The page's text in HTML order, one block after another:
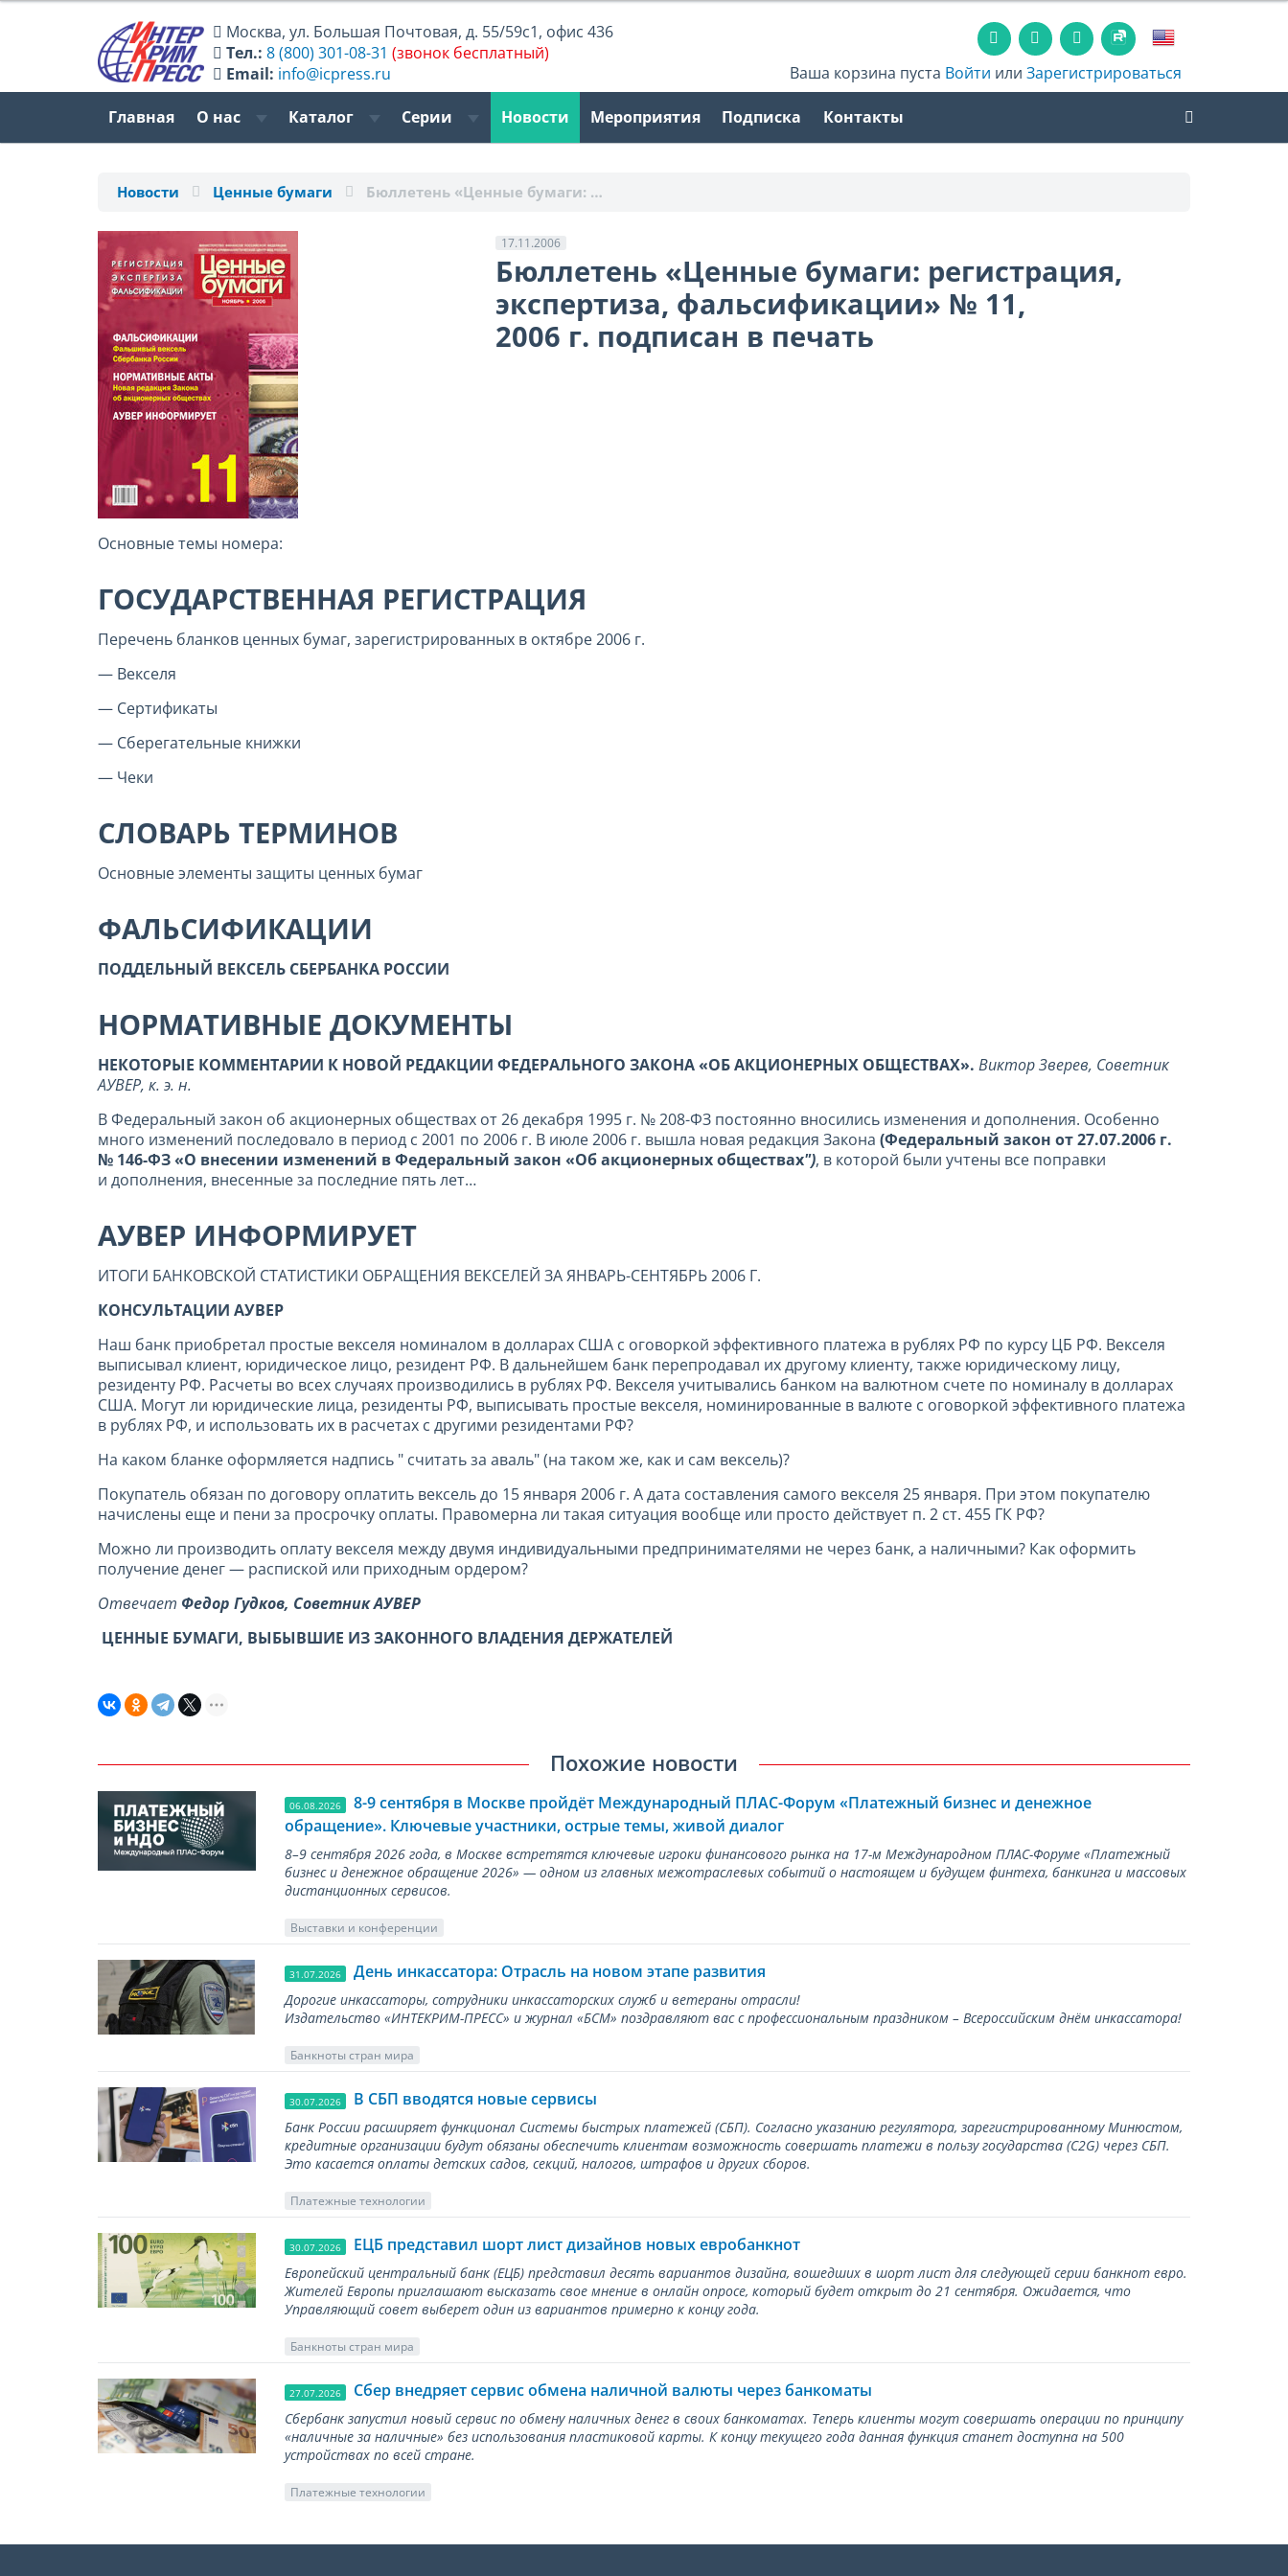
Москва,ул. Большая Почтовая, д. 55/59с1, офис 436
Тел.: 8 (800) 301-08-31 (звонок бесплатный)
Email: info@icpress.ru Ваша корзина пуста Войти илиЗарегистрироваться
Главная О нас Каталог Серии Новости Мероприятия Подписка Контакты
Новости Ценные бумаги Бюллетень «Ценные бумаги: …
17.11.2006
Бюллетень «Ценные бумаги: регистрация,
экспертиза, фальсификации» № 11,
2006 г. подписан в печать
Основные темы номера:
ГОСУДАРСТВЕННАЯ РЕГИСТРАЦИЯ
Перечень бланков ценных бумаг, зарегистрированных в октябре 2006 г.
— Векселя
— Сертификаты
— Сберегательные книжки
— Чеки
СЛОВАРЬ ТЕРМИНОВ
Основные элементы защиты ценных бумаг
ФАЛЬСИФИКАЦИИ
ПОДДЕЛЬНЫЙ ВЕКСЕЛЬ СБЕРБАНКА РОССИИ
НОРМАТИВНЫЕ ДОКУМЕНТЫ
НЕКОТОРЫЕ КОММЕНТАРИИ К НОВОЙ РЕДАКЦИИ ФЕДЕРАЛЬНОГО ЗАКОНА «ОБ АКЦИОНЕРНЫХ ОБЩЕСТВАХ». Виктор Зверев, Советник
АУВЕР, к. э. н.
В Федеральный закон об акционерных обществах от 26 декабря 1995 г. № 208-ФЗ постоянно вносились изменения и дополнения. Особенно
много изменений последовало в период с 2001 по 2006 г. В июле 2006 г. вышла новая редакция Закона (Федеральный закон от 27.07.2006 г.
№ 146-ФЗ «О внесении изменений в Федеральный закон «Об акционерных обществах"), в которой были учтены все поправки
и дополнения, внесенные за последние пять лет…
АУВЕР ИНФОРМИРУЕТ
ИТОГИ БАНКОВСКОЙ СТАТИСТИКИ ОБРАЩЕНИЯ ВЕКСЕЛЕЙ ЗА ЯНВАРЬ-СЕНТЯБРЬ 2006 Г.
КОНСУЛЬТАЦИИ АУВЕР
Наш банк приобретал простые векселя номиналом в долларах США с оговоркой эффективного платежа в рублях РФ по курсу ЦБ РФ. Векселя
выписывал клиент, юридическое лицо, резидент РФ. В дальнейшем банк перепродавал их другому клиенту, также юридическому лицу,
резиденту РФ. Расчеты во всех случаях производились в рублях РФ. Векселя учитывались банком на валютном счете по номиналу в долларах
США. Могут ли юридические лица, резиденты РФ, выписывать простые векселя, номинированные в валюте с оговоркой эффективного платежа
в рублях РФ, и использовать их в расчетах с другими резидентами РФ?
На каком бланке оформляется надпись " считать за аваль" (на таком же, как и сам вексель)?
Покупатель обязан по договору оплатить вексель до 15 января 2006 г. А дата составления самого векселя 25 января. При этом покупателю
начислены еще и пени за просрочку оплаты. Правомерна ли такая ситуация вообще или просто действует п. 2 ст. 455 ГК РФ?
Можно ли производить оплату векселя между двумя индивидуальными предпринимателями не через банк, а наличными? Как оформить
получение денег — распиской или приходным ордером?
Отвечает Федор Гудков, Советник АУВЕР
ЦЕННЫЕ БУМАГИ, ВЫБЫВШИЕ ИЗ ЗАКОННОГО ВЛАДЕНИЯ ДЕРЖАТЕЛЕЙ
Похожие новости
06.08.2026
8-9 сентября в Москве пройдёт Международный ПЛАС-Форум «Платежный бизнес и денежное
обращение». Ключевые участники, острые темы, живой диалог
8–9 сентября 2026 года, в Москве встретятся ключевые игроки финансового рынка на 17-м Международном ПЛАС-Форуме «Платежный
бизнес и денежное обращение 2026» — одном из главных межотраслевых событий о настоящем и будущем финтеха, банкинга и массовых
дистанционных сервисов.
Выставки и конференции
31.07.2026 День инкассатора: Отрасль на новом этапе развития
Дорогие инкассаторы, сотрудники инкассаторских служб и ветераны отрасли!
Издательство «ИНТЕКРИМ-ПРЕСС» и журнал «БСМ» поздравляют вас с профессиональным праздником – Всероссийским днём инкассатора!
Банкноты стран мира
30.07.2026 В СБП вводятся новые сервисы
Банк России расширяет функционал Системы быстрых платежей (СБП). Согласно указанию регулятора, зарегистрированному Минюстом,
кредитные организации будут обязаны обеспечить клиентам возможность совершать платежи в пользу государства (С2G) через СБП.
Это касается оплаты детских садов, секций, налогов, штрафов и других сборов.
Платежные технологии
30.07.2026 ЕЦБ представил шорт лист дизайнов новых евробанкнот
Европейский центральный банк (ЕЦБ) представил десять вариантов дизайна, вошедших в шорт лист для следующей серии банкнот евро.
Жителей Европы приглашают высказать свое мнение в онлайн опросе, который будет открыт до 21 сентября. Ожидается, что
Управляющий совет выберет один из вариантов примерно к концу года.
Банкноты стран мира
27.07.2026 Сбер внедряет сервис обмена наличной валюты через банкоматы
Сбербанк запустил новый сервис по обмену наличных денег в своих банкоматах. Теперь клиенты могут совершать операции по принципу
«наличные за наличные» без использования пластиковой карты. К концу текущего года данная функция станет доступна на 500
устройствах по всей стране.
Платежные технологии